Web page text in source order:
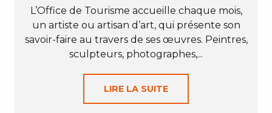
L’Office de Tourisme accueille chaque mois,
un artiste ou artisan d’art, qui présente son
savoir-faire au travers de ses œuvres. Peintres,
sculpteurs, photographes,...
LIRE LA SUITE